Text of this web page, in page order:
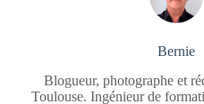
Bernie
Blogueur, photographe et
Toulouse. Ingénieur de